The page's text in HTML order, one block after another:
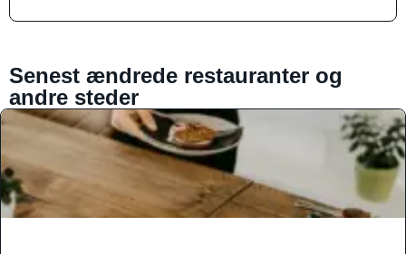
Senest ændrede restauranter og
andre steder